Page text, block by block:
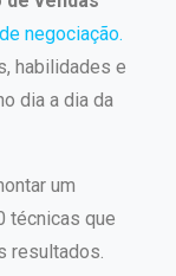
negociação.
habilidades e
dia a dia da
um
técnicas que
resultados.